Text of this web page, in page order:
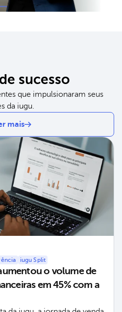
sucesso
que impulsionaram seus
da iugu.
mais
iugu Split
o volume de
em 45% com a